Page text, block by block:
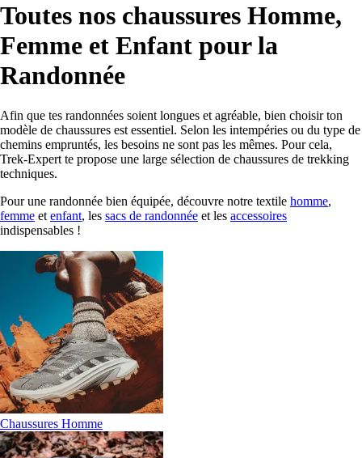
Toutes nos chaussures Homme,
Femme et Enfant pour la
Randonnée
Afin que tes randonnées soient longues et agréable, bien choisir ton
modèle de chaussures est essentiel. Selon les intempéries ou du type de
chemins empruntés, les besoins ne sont pas les mêmes. Pour cela,
Trek-Expert te propose une large sélection de chaussures de trekking
techniques.
Pour une randonnée bien équipée, découvre notre textile homme,
femme et enfant, les sacs de randonnée et les accessoires
indispensables !
Chaussures Homme